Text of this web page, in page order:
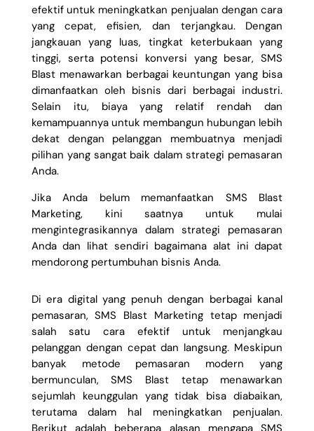
efektif untuk meningkatkan penjualan dengan cara
yang cepat, efisien, dan terjangkau. Dengan
jangkauan yang luas, tingkat keterbukaan yang
tinggi, serta potensi konversi yang besar, SMS
Blast menawarkan berbagai keuntungan yang bisa
dimanfaatkan oleh bisnis dari berbagai industri.
Selain itu, biaya yang relatif rendah dan
kemampuannya untuk membangun hubungan lebih
dekat dengan pelanggan membuatnya menjadi
pilihan yang sangat baik dalam strategi pemasaran
Anda.
Jika Anda belum memanfaatkan SMS Blast
Marketing, kini saatnya untuk mulai
mengintegrasikannya dalam strategi pemasaran
Anda dan lihat sendiri bagaimana alat ini dapat
mendorong pertumbuhan bisnis Anda.
Di era digital yang penuh dengan berbagai kanal
pemasaran, SMS Blast Marketing tetap menjadi
salah satu cara efektif untuk menjangkau
pelanggan dengan cepat dan langsung. Meskipun
banyak metode pemasaran modern yang
bermunculan, SMS Blast tetap menawarkan
sejumlah keunggulan yang tidak bisa diabaikan,
terutama dalam hal meningkatkan penjualan.
Berikut adalah beberapa alasan mengapa SMS